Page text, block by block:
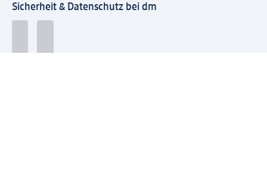
Sicherheit & Datenschutz bei dm